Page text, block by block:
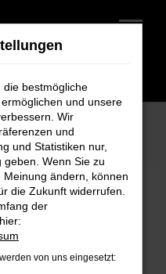
Q8
Audi Q8 Neuwagen bei
Schmidt +
für alle, die für
Mit seiner
die bestmögliche
und unsere
Wir
und
und Statistiken nur,
geben. Wenn Sie zu
ändern, können
die Zukunft widerrufen.
der
von uns eingesetzt: